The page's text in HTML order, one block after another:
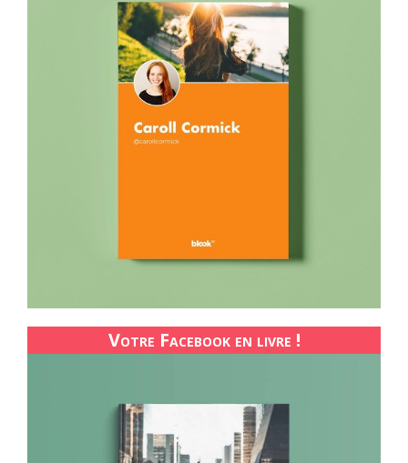
Votre Facebook en livre !